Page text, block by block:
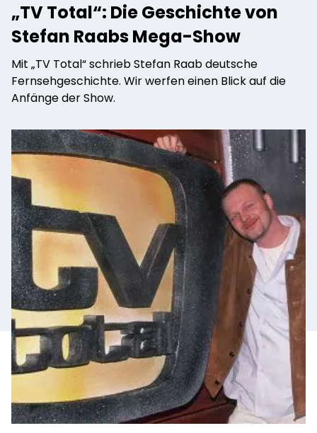
„TV Total“: Die Geschichte von
Stefan Raabs Mega-Show
Mit „TV Total“ schrieb Stefan Raab deutsche
Fernsehgeschichte. Wir werfen einen Blick auf die
Anfänge der Show.